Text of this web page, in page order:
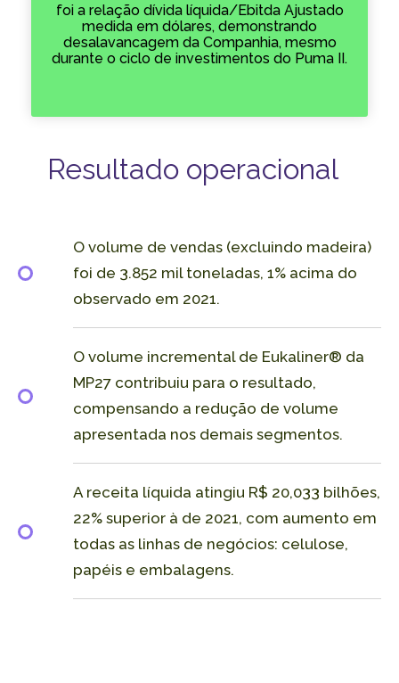
foi a relação dívida líquida/Ebitda Ajustado
medida em dólares, demonstrando
desalavancagem da Companhia, mesmo
durante o ciclo de investimentos do Puma II.
Resultado operacional
O volume de vendas (excluindo madeira)
foi de 3.852 mil toneladas, 1% acima do
observado em 2021.
O volume incremental de Eukaliner® da
MP27 contribuiu para o resultado,
compensando a redução de volume
apresentada nos demais segmentos.
A receita líquida atingiu R$ 20,033 bilhões,
22% superior à de 2021, com aumento em
todas as linhas de negócios: celulose,
papéis e embalagens.